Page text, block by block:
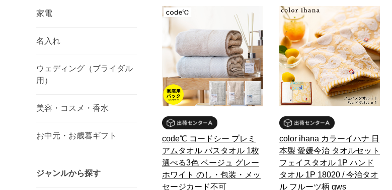
家電
名入れ
ウェディング（ブライダル
用）
美容・コスメ・香水
お中元・お歳暮ギフト
ジャンルから探す
code℃ コードシー プレミ
アムタオル バスタオル 1枚
選べる3色 ベージュ グレー
ホワイト のし・包装・メッ
セージカード不可
color ihana カラーイハナ 日
本製 愛媛今治 タオルセット
フェイスタオル 1P ハンド
タオル 1P 18020 / 今治タオ
ル フルーツ柄 gws